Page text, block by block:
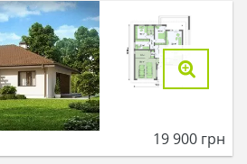
19 900 грн